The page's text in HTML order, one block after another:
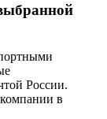
России.
в